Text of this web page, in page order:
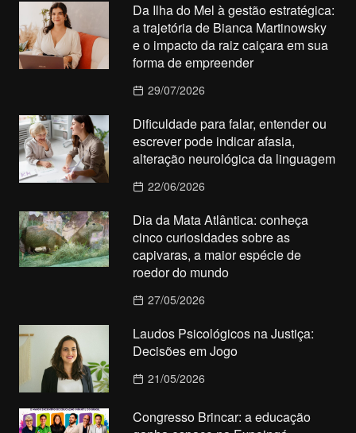
Da Ilha do Mel à gestão estratégica:
a trajetória de Bianca Martinowsky
e o impacto da raiz caiçara em sua
forma de empreender
29/07/2026
Dificuldade para falar, entender ou
escrever pode indicar afasia,
alteração neurológica da linguagem
22/06/2026
Dia da Mata Atlântica: conheça
cinco curiosidades sobre as
capivaras, a maior espécie de
roedor do mundo
27/05/2026
Laudos Psicológicos na Justiça:
Decisões em Jogo
21/05/2026
Congresso Brincar: a educação